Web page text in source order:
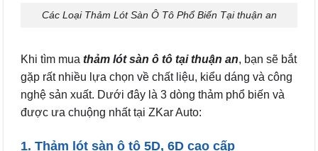
Các Loại Thảm Lót Sàn Ô Tô Phổ Biến Tại thuận an
Khi tìm mua thảm lót sàn ô tô tại thuận an, bạn sẽ bắt
gặp rất nhiều lựa chọn về chất liệu, kiểu dáng và công
nghệ sản xuất. Dưới đây là 3 dòng thảm phổ biến và
được ưa chuộng nhất tại ZKar Auto:
1. Thảm lót sàn ô tô 5D, 6D cao cấp